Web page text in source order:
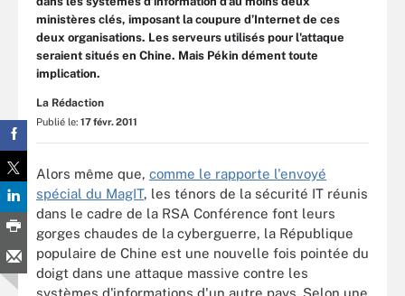
ministères clés, imposant la coupure d’Internet de ces
deux organisations. Les serveurs utilisés pour l'attaque
seraient situés en Chine. Mais Pékin dément toute
implication.
La Rédaction
Publié le: 17 févr. 2011
Alors même que, comme le rapporte l'envoyé
spécial du MagIT, les ténors de la sécurité IT réunis
dans le cadre de la RSA Conférence font leurs
gorges chaudes de la cyberguerre, la République
populaire de Chine est une nouvelle fois pointée du
doigt dans une attaque massive contre les
systèmes d'informations d'un autre pays. Selon une